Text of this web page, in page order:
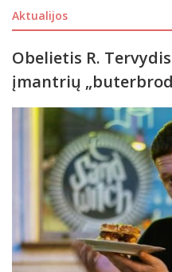
Aktualijos
Obelietis R.
įmantrių